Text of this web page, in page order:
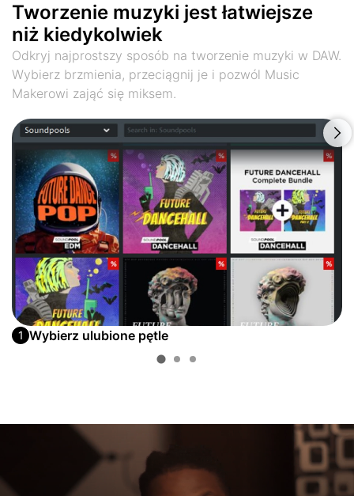
Tworzenie muzyki jest łatwiejsze
niż kiedykolwiek
Odkryj najprostszy sposób na tworzenie muzyki w DAW.
Wybierz brzmienia, przeciągnij je i pozwól Music
Makerowi zająć się miksem.
1 Wybierz ulubione pętle